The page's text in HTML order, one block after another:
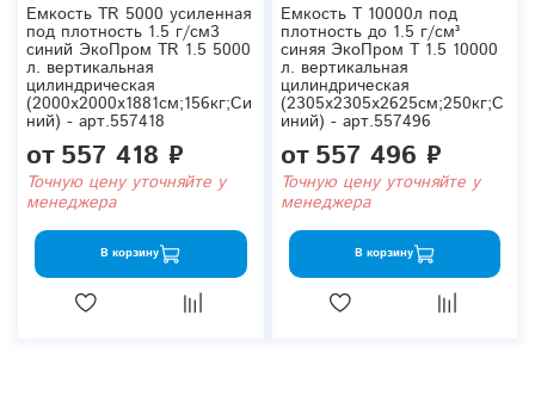
Емкость TR 5000 усиленная
под плотность 1.5 г/см3
синий ЭкоПром TR 1.5 5000
л. вертикальная
цилиндрическая
(2000x2000x1881см;156кг;Си
ний) - арт.557418
от557 418 ₽
Точную цену уточняйте у
менеджера
В корзину
Емкость T 10000л под
плотность до 1.5 г/см³
синяя ЭкоПром T 1.5 10000
л. вертикальная
цилиндрическая
(2305x2305x2625см;250кг;С
иний) - арт.557496
от557 496 ₽
Точную цену уточняйте у
менеджера
В корзину